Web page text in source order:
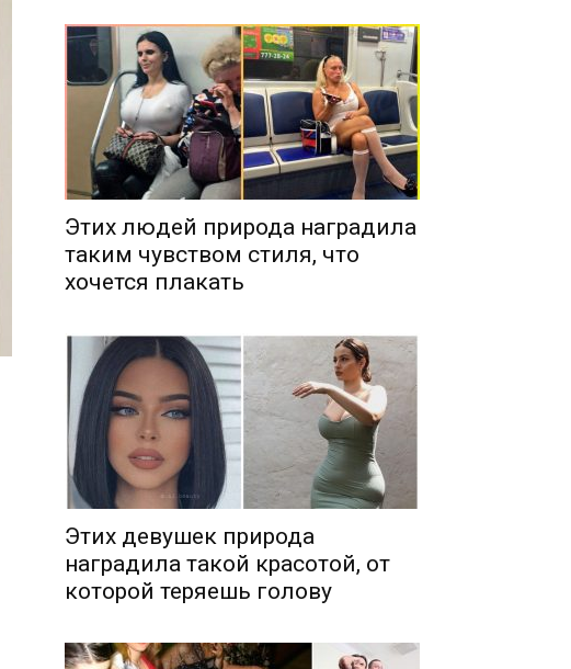
Этих людей природа наградила
таким чувством стиля, что
хочется плакать
Этих девушек природа
наградила такой красотой, от
которой теряешь голову